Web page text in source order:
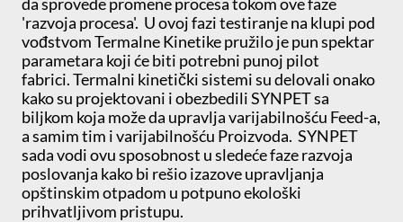
'razvoja procesa'. U ovoj fazi testiranje na klupi pod
vođstvom Termalne Kinetike pružilo je pun spektar
parametara koji će biti potrebni punoj pilot
fabrici. Termalni kinetički sistemi su delovali onako
kako su projektovani i obezbedili SYNPET sa
biljkom koja može da upravlja varijabilnošću Feed-a,
a samim tim i varijabilnošću Proizvoda. SYNPET
sada vodi ovu sposobnost u sledeće faze razvoja
poslovanja kako bi rešio izazove upravljanja
opštinskim otpadom u potpuno ekološki
prihvatljivom pristupu.